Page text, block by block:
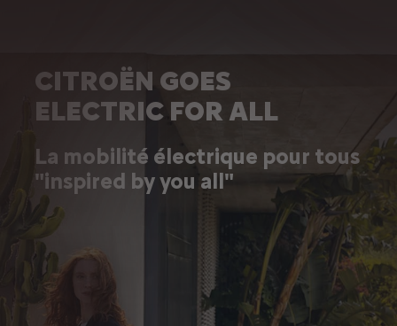
CITROËN GOES
ELECTRIC FOR ALL
La mobilité électrique pour tous
"inspired by you all"